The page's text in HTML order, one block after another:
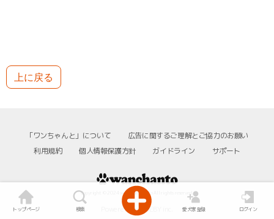
上に戻る
「ワンちゃんと」について
広告に関するご理解とご協力のお願い
利用規約
個人情報保護方針 ガイドライン サポート
Copyright © 2024 wanchanto.info All rights reserved.
Powered by SIDEBY inc.
トップページ 検索 愛犬家登録 ログイン